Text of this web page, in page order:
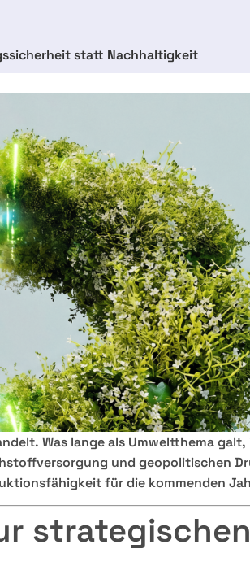
statt Nachhaltigkeit
Was lange als Umweltthema galt,
und geopolitischen
für die kommenden
strategischen